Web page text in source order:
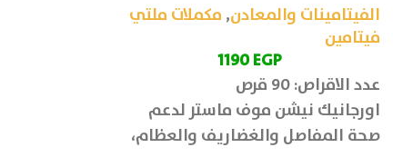
الفيتامينات والمعادن, مكملات ملتي
فيتامين
1190EGP
عدد الاقراص: 90 قرص
اورجانيك نيشن موف ماستر لدعم
صحة المفاصل والغضاريف والعظام،